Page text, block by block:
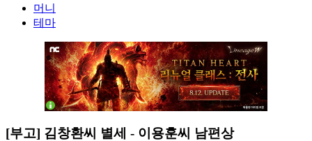
머니
테마
[부고] 김창환씨 별세 - 이용훈씨 남편상